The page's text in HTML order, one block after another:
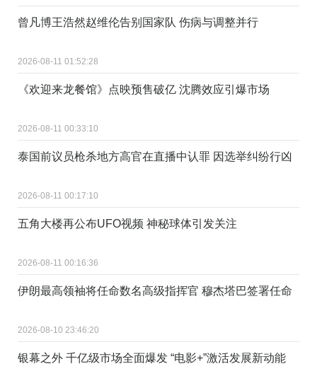
曾凡博王浩然赵维伦告别国家队 伤病与调整并行
2026-08-11 01:52:28
《欢迎来龙餐馆》点映预售破亿 沈腾效应引爆市场
2026-08-11 00:33:10
泰国前议员枪杀地方高官在直播中认罪 因选举纠纷行凶
2026-08-11 00:17:10
五角大楼再公布UFO视频 神秘球体引发关注
2026-08-11 00:16:36
伊朗最高领袖将任命数名高级指挥官 穆杰塔巴签署任命
2026-08-10 23:46:20
银幕之外 千亿级市场全面爆发 “电影+”激活发展新动能